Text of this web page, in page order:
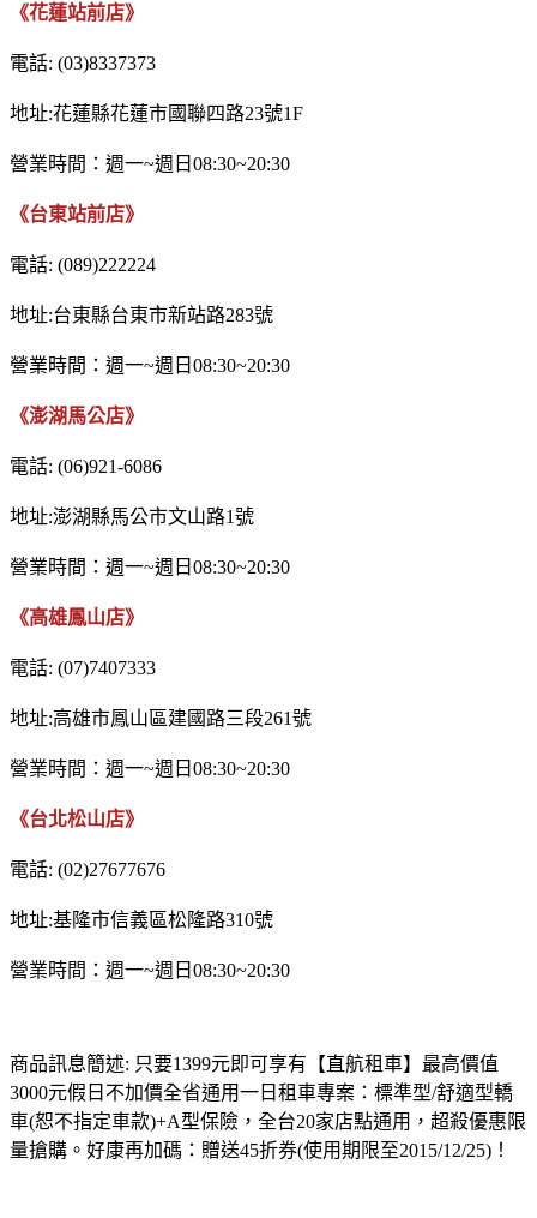
《花蓮站前店》
電話: (03)8337373
地址:花蓮縣花蓮市國聯四路23號1F
營業時間：週一~週日08:30~20:30
《台東站前店》
電話: (089)222224
地址:台東縣台東市新站路283號
營業時間：週一~週日08:30~20:30
《澎湖馬公店》
電話: (06)921-6086
地址:澎湖縣馬公市文山路1號
營業時間：週一~週日08:30~20:30
《高雄鳳山店》
電話: (07)7407333
地址:高雄市鳳山區建國路三段261號
營業時間：週一~週日08:30~20:30
《台北松山店》
電話: (02)27677676
地址:基隆市信義區松隆路310號
營業時間：週一~週日08:30~20:30
商品訊息簡述: 只要1399元即可享有【直航租車】最高價值
3000元假日不加價全省通用一日租車專案：標準型/舒適型轎
車(恕不指定車款)+A型保險，全台20家店點通用，超殺優惠限
量搶購。好康再加碼：贈送45折券(使用期限至2015/12/25)！